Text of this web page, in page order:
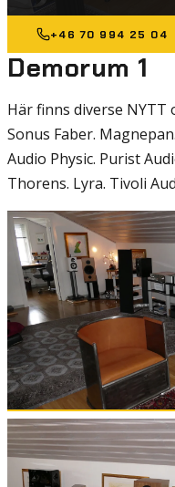
+46 70 994 25 04
Demorum 1
Här finns diverse NYTT
Sonus Faber.
Audio Physic. Purist
Thorens. Lyra. Tivoli